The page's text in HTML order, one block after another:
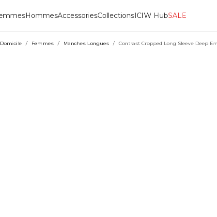
HommesAccessoriesCollectionsICIW HubSALE
Domicile / Femmes / Manches Longues / Contrast Cropped Long Sleeve Deep